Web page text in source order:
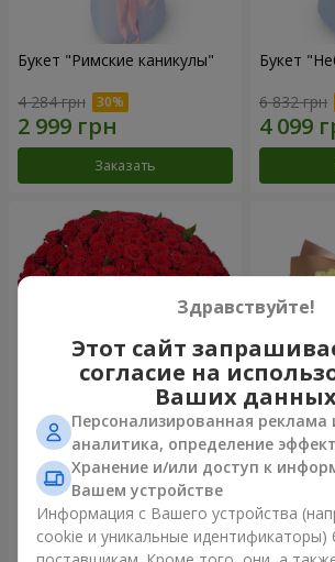
Букет "Римские каникулы"
4 284 грн
Заказать
Букет
6 832 грн
101 красная роза
9 744 грн
Заказать
Букет
Здравствуйте!
Этот сайт
согласие на
Ваших
Персонализированная реклама
аналитика, определение
Хранение и/или доступ к
Вашем устройстве
Информация с Вашего устройства
cookie и уникальные идентификаторы)